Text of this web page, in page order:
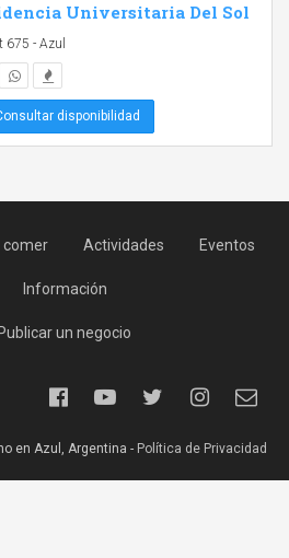
Universitaria Del Sol
675 - Azul
disponibilidad
comer Actividades Eventos
Información
Publicar un negocio
en Azul, Argentina - Política de Privacidad